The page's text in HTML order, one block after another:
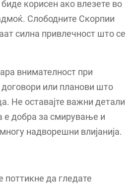
корисен ако влезете во
Слободните Скорпии
силна привлечност што се
внимателност при
или планови што
Не оставајте важни детали
е добра за смирување и
надворешни влијанија.
да гледате